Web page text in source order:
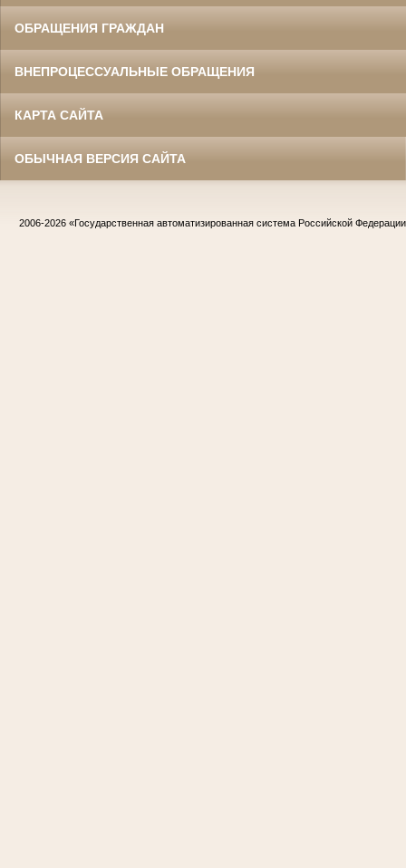
ОБРАЩЕНИЯ ГРАЖДАН
ВНЕПРОЦЕССУАЛЬНЫЕ ОБРАЩЕНИЯ
КАРТА САЙТА
ОБЫЧНАЯ ВЕРСИЯ САЙТА
2006-2026 «Государственная автоматизированная система Российской